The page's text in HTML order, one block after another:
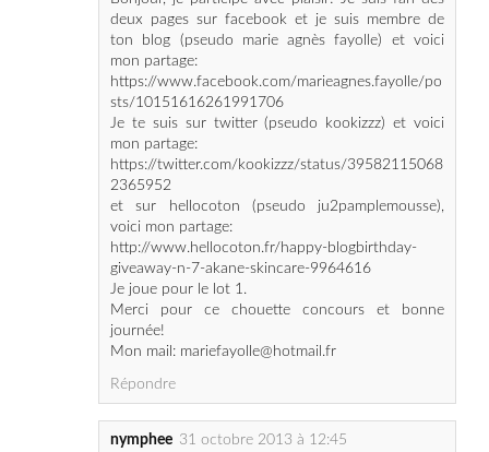
https://www.facebook.com/marieagnes.fayolle/po
sts/10151616261991706
Je te suis sur twitter (pseudo kookizzz) et voici
mon partage:
https://twitter.com/kookizzz/status/39582115068
2365952
et sur hellocoton (pseudo ju2pamplemousse),
voici mon partage:
http://www.hellocoton.fr/happy-blogbirthday-
giveaway-n-7-akane-skincare-9964616
Je joue pour le lot 1.
Merci pour ce chouette concours et bonne
journée!
Mon mail: mariefayolle@hotmail.fr
Répondre
hello !
super ce concours, je tente avec joie
j'aimerais le lot 1, la BB cream est le produit que